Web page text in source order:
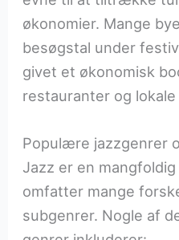
økonomier. Mange
besøgstal under
givet et økonomisk
restauranter og
Populære jazzgenrer
Jazz er en
omfatter mange
subgenrer. Nogle af